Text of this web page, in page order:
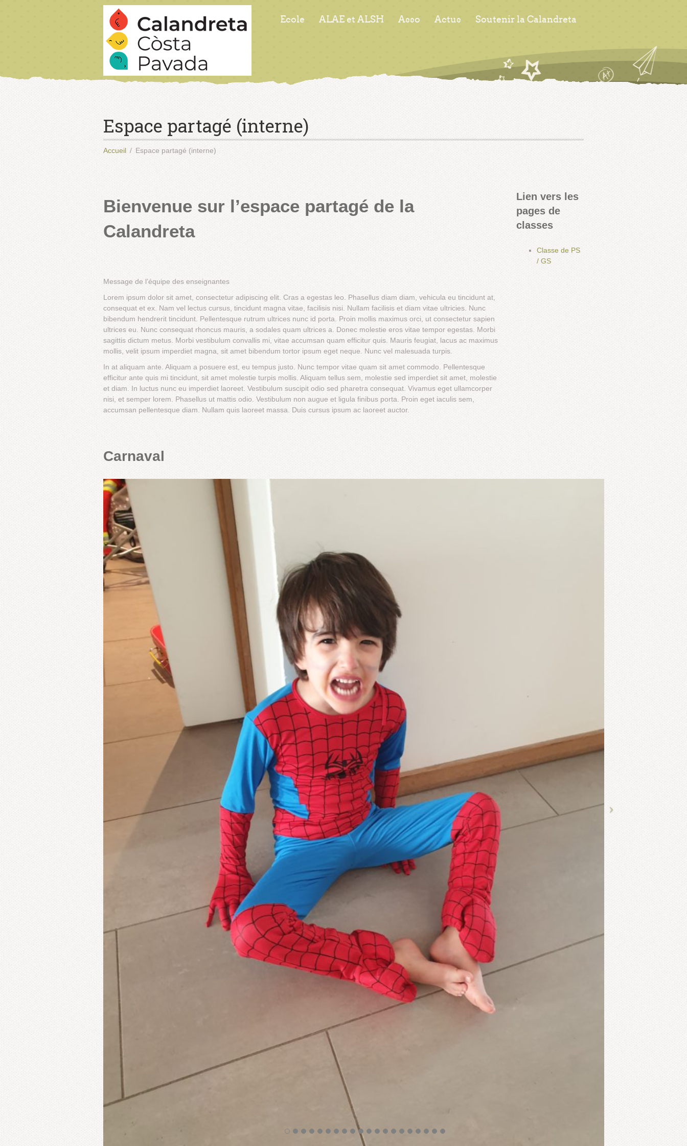
Ecole ALAE et ALSH Asso Actus Soutenir la Calandreta
Espace partagé (interne)
Accueil Espace partagé (interne)
Bienvenue sur l’espace partagé de la
Calandreta
Message de l’équipe des enseignantes
Lorem ipsum dolor sit amet, consectetur adipiscing elit. Cras a egestas leo. Phasellus diam diam, vehicula eu tincidunt at,
consequat et ex. Nam vel lectus cursus, tincidunt magna vitae, facilisis nisi. Nullam facilisis et diam vitae ultricies. Nunc
bibendum hendrerit tincidunt. Pellentesque rutrum ultrices nunc id porta. Proin mollis maximus orci, ut consectetur sapien
ultrices eu. Nunc consequat rhoncus mauris, a sodales quam ultrices a. Donec molestie eros vitae tempor egestas. Morbi
sagittis dictum metus. Morbi vestibulum convallis mi, vitae accumsan quam efficitur quis. Mauris feugiat, lacus ac maximus
mollis, velit ipsum imperdiet magna, sit amet bibendum tortor ipsum eget neque. Nunc vel malesuada turpis.
In at aliquam ante. Aliquam a posuere est, eu tempus justo. Nunc tempor vitae quam sit amet commodo. Pellentesque
efficitur ante quis mi tincidunt, sit amet molestie turpis mollis. Aliquam tellus sem, molestie sed imperdiet sit amet, molestie
et diam. In luctus nunc eu imperdiet laoreet. Vestibulum suscipit odio sed pharetra consequat. Vivamus eget ullamcorper
nisi, et semper lorem. Phasellus ut mattis odio. Vestibulum non augue et ligula finibus porta. Proin eget iaculis sem,
accumsan pellentesque diam. Nullam quis laoreet massa. Duis cursus ipsum ac laoreet auctor.
Lien vers les
pages de
classes
Classe de PS
/ GS
Carnaval